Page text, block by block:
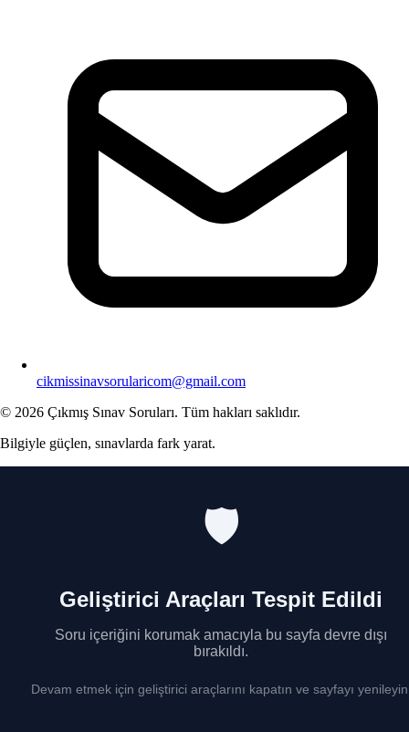
cikmissinavsorularicom@gmail.com
© 2026 Çıkmış Sınav Soruları. Tüm hakları saklıdır.
Bilgiyle güçlen, sınavlarda fark yarat.
🛡️
Geliştirici Araçları Tespit Edildi
Soru içeriğini korumak amacıyla bu sayfa devre dışı
bırakıldı.
Devam etmek için geliştirici araçlarını kapatın ve sayfayı